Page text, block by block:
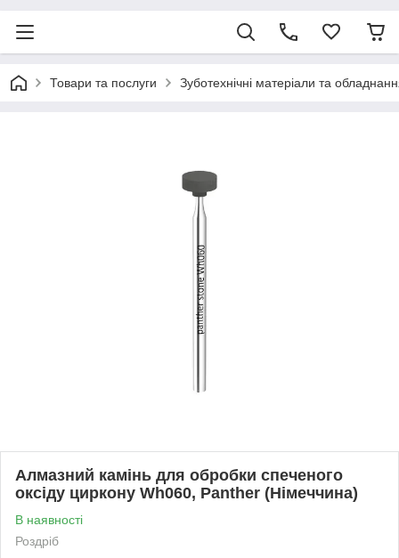
Товари та послуги Зуботехнічні матеріали та
Алмазний камінь для обробки спеченого
оксіду циркону Wh060, Panther (Німеччина)
В наявності
Роздріб